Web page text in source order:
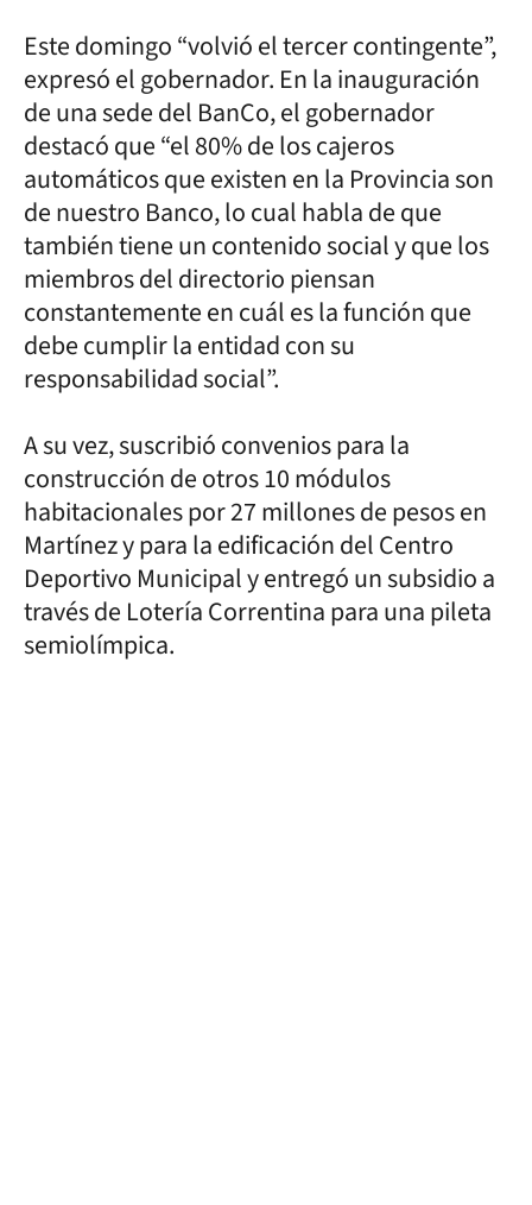
Este domingo “volvió el tercer contingente”,
expresó el gobernador. En la inauguración
de una sede del BanCo, el gobernador
destacó que “el 80% de los cajeros
automáticos que existen en la Provincia son
de nuestro Banco, lo cual habla de que
también tiene un contenido social y que los
miembros del directorio piensan
constantemente en cuál es la función que
debe cumplir la entidad con su
responsabilidad social”.
A su vez, suscribió convenios para la
construcción de otros 10 módulos
habitacionales por 27 millones de pesos en
Martínez y para la edificación del Centro
Deportivo Municipal y entregó un subsidio a
través de Lotería Correntina para una pileta
semiolímpica.